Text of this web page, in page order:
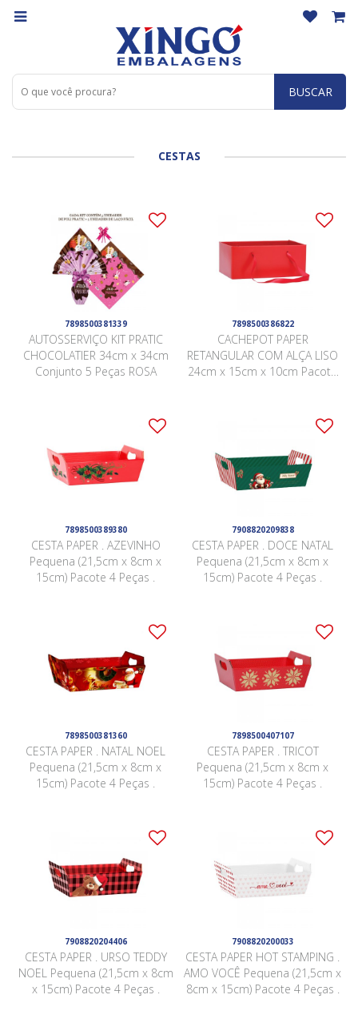
BUSCAR
CESTAS
7898500381339
AUTOSSERVIÇO KIT PRATIC
CHOCOLATIER 34cm x 34cm
Conjunto 5 Peças ROSA
7898500386822
CACHEPOT PAPER
RETANGULAR COM ALÇA LISO
24cm x 15cm x 10cm Pacote
7898500389380
CESTA PAPER . AZEVINHO
Pequena (21,5cm x 8cm x
15cm) Pacote 4 Peças .
7908820209838
CESTA PAPER . DOCE NATAL
Pequena (21,5cm x 8cm x
15cm) Pacote 4 Peças .
7898500381360
CESTA PAPER . NATAL NOEL
Pequena (21,5cm x 8cm x
15cm) Pacote 4 Peças .
7898500407107
CESTA PAPER . TRICOT
Pequena (21,5cm x 8cm x
15cm) Pacote 4 Peças .
7908820204406
CESTA PAPER . URSO TEDDY
NOEL Pequena (21,5cm x 8cm
x 15cm) Pacote 4 Peças .
7908820200033
CESTA PAPER HOT STAMPING .
AMO VOCÊ Pequena (21,5cm x
8cm x 15cm) Pacote 4 Peças .